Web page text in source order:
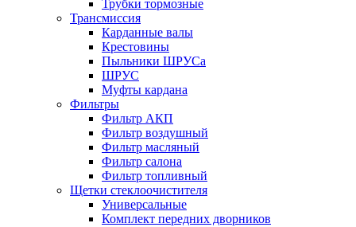
Трубки тормозные
Трансмиссия
Карданные валы
Крестовины
Пыльники ШРУСа
ШРУС
Муфты кардана
Фильтры
Фильтр АКП
Фильтр воздушный
Фильтр масляный
Фильтр салона
Фильтр топливный
Щетки стеклоочистителя
Универсальные
Комплект передних дворников